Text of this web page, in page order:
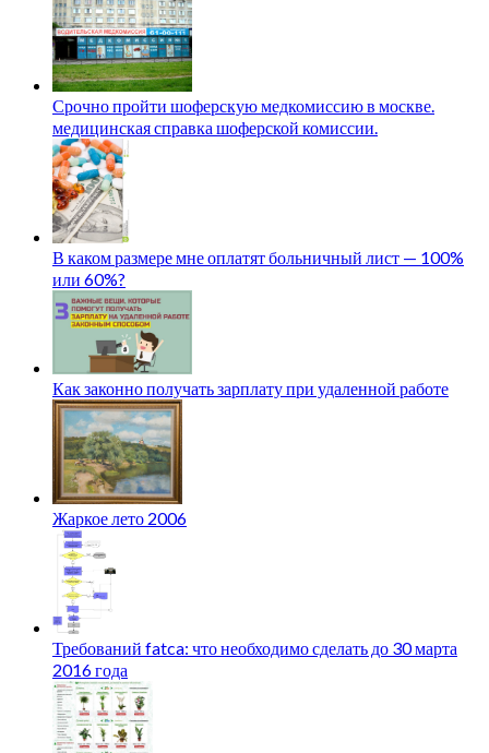
Срочно пройти шоферскую медкомиссию в москве.
медицинская справка шоферской комиссии.
В каком размере мне оплатят больничный лист — 100%
или 60%?
Как законно получать зарплату при удаленной работе
Жаркое лето 2006
Требований fatca: что необходимо сделать до 30 марта
2016 года